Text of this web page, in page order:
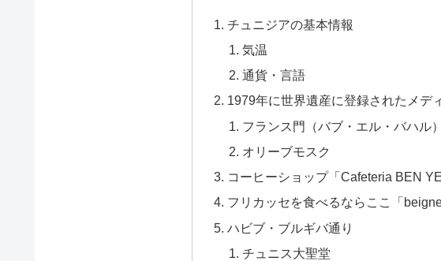
チュニジアの基本情報
気温
通貨・言語
1979年に世界遺産に登録されたメデ
フランス門（バブ・エル・バハル）
オリーブモスク
コーヒーショップ「Cafeteria BEN
フリカッセを食べるならここ「
ハビブ・ブルギバ通り
チュニス大聖堂